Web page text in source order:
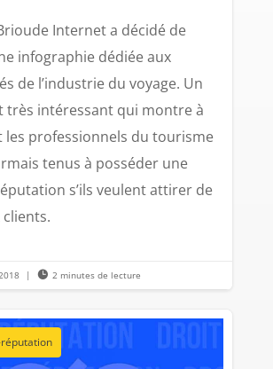
Internet a décidé de
infographie dédiée aux
de l’industrie du voyage. Un
très intéressant qui montre à
les professionnels du tourisme
tenus à posséder une
s’ils veulent attirer de
|  2 minutes de lecture